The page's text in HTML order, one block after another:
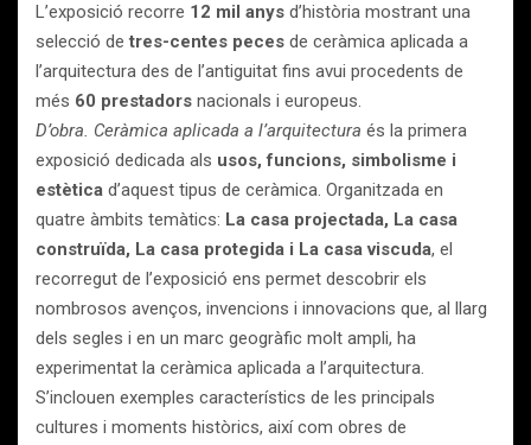
L’exposició recorre 12 mil anys d’història mostrant una
selecció detres-centes peces de ceràmica aplicada a
l’arquitectura des de l’antiguitat fins avui procedents de
més 60 prestadors nacionals i europeus.
D’obra. Ceràmica aplicada a l’arquitectura és la primera
exposició dedicada als usos, funcions, simbolisme i
estètica d’aquest tipus de ceràmica. Organitzada en
quatre àmbits temàtics: La casa projectada, La casa
construïda, La casa protegida i La casa viscuda, el
recorregut de l’exposició ens permet descobrir els
nombrosos avenços, invencions i innovacions que, al llarg
dels segles i en un marc geogràfic molt ampli, ha
experimentat la ceràmica aplicada a l’arquitectura.
S’inclouen exemples característics de les principals
cultures i moments històrics, així com obres de